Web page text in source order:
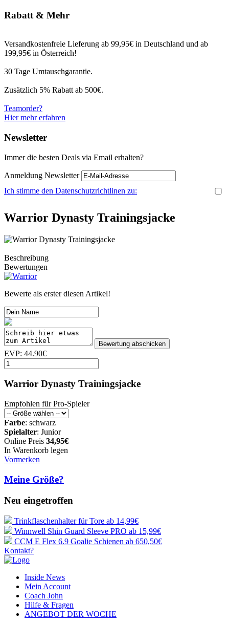
Rabatt & Mehr
Versandkostenfreie Lieferung ab 99,95€ in Deutschland und ab
199,95€ in Österreich!
30 Tage Umtauschgarantie.
Zusätzlich 5% Rabatt ab 500€.
Teamorder?
Hier mehr erfahren
Newsletter
Immer die besten Deals via Email erhalten?
Anmeldung Newsletter
Ich stimme den Datenschutzrichtlinen zu:
Warrior Dynasty Trainingsjacke
Beschreibung
Bewertungen
Bewerte als erster diesen Artikel!
EVP: 44.90€
Warrior Dynasty Trainingsjacke
Empfohlen für Pro-Spieler
Farbe: schwarz
Spielalter: Junior
Online Preis 34,95€
In Warenkorb legen
Vormerken
Meine Größe?
Neu eingetroffen
Trinkflaschenhalter für Tore ab 14,99€
Winnwell Shin Guard Sleeve PRO ab 15,99€
CCM E Flex 6.9 Goalie Schienen ab 650,50€
Kontakt?
Inside News
Mein Account
Coach John
Hilfe & Fragen
ANGEBOT DER WOCHE